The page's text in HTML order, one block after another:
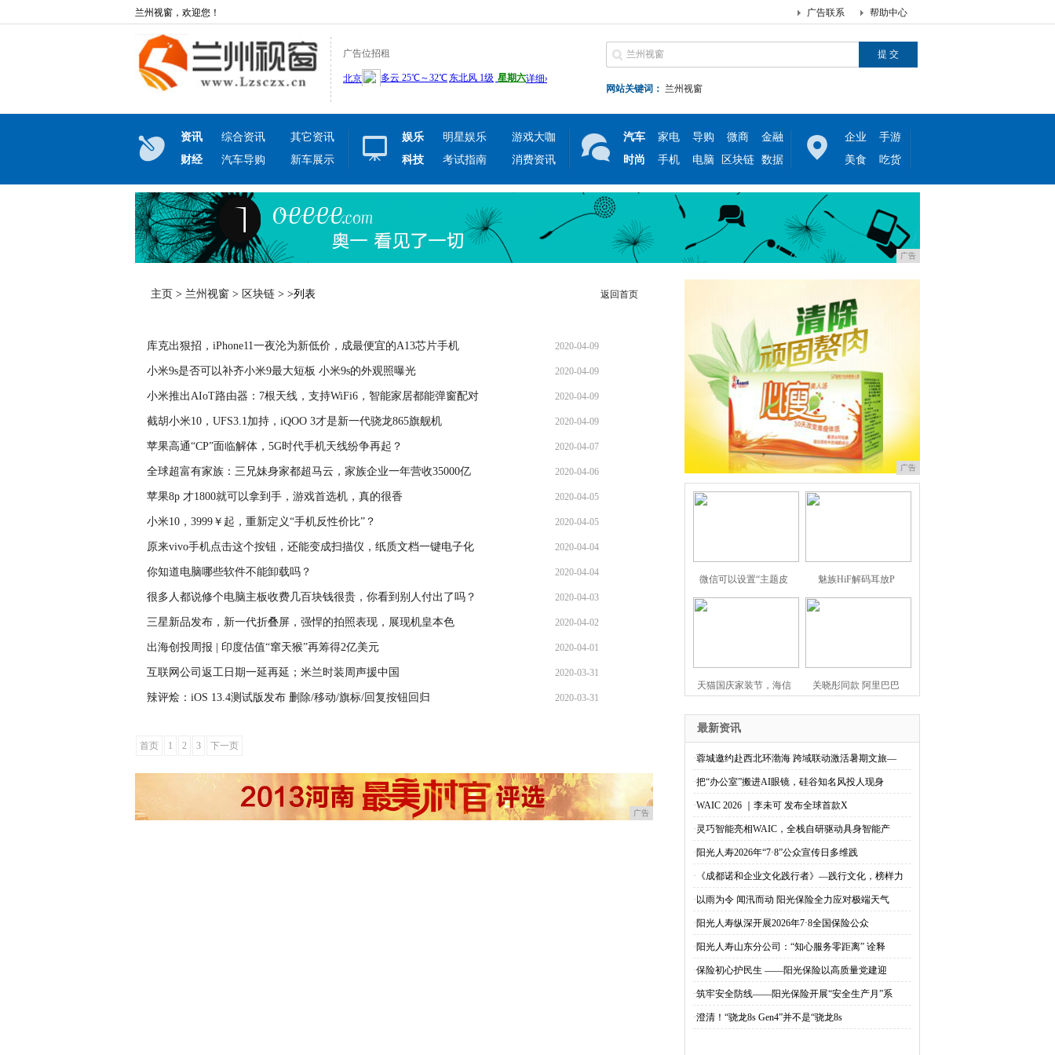
兰州视窗，欢迎您！ 帮助中心
广告联系
广告位招租
网站关键词： 兰州视窗
资讯 综合资讯
其它资讯
财经
汽车导购 新车展示
娱乐 明星娱乐
游戏大咖
科技
考试指南 消费资讯
汽车 家电 导购 微商
金融
时尚
手机 电脑 区块链 数据
企业
手游
美食
吃货
广告
主页 > 兰州视窗 > 区块链 > >列表 返回首页
库克出狠招，iPhone11一夜沦为新低价，成最便宜的A13芯片手机 2020-04-09
小米9s是否可以补齐小米9最大短板 小米9s的外观照曝光 2020-04-09
小米推出AIoT路由器：7根天线，支持WiFi6，智能家居都能弹窗配对 2020-04-09
截胡小米10，UFS3.1加持，iQOO 3才是新一代骁龙865旗舰机 2020-04-09
苹果高通“CP”面临解体，5G时代手机天线纷争再起？ 2020-04-07
全球超富有家族：三兄妹身家都超马云，家族企业一年营收35000亿 2020-04-06
苹果8p 才1800就可以拿到手，游戏首选机，真的很香 2020-04-05
小米10，3999￥起，重新定义“手机反性价比”？ 2020-04-05
原来vivo手机点击这个按钮，还能变成扫描仪，纸质文档一键电子化 2020-04-04
你知道电脑哪些软件不能卸载吗？ 2020-04-04
很多人都说修个电脑主板收费几百块钱很贵，你看到别人付出了吗？ 2020-04-03
三星新品发布，新一代折叠屏，强悍的拍照表现，展现机皇本色 2020-04-02
出海创投周报 | 印度估值“窜天猴”再筹得2亿美元 2020-04-01
互联网公司返工日期一延再延；米兰时装周声援中国 2020-03-31
辣评烩：iOS 13.4测试版发布 删除/移动/旗标/回复按钮回归 2020-03-31
首页 1 2 3 下一页
广告
广告
微信可以设置“主题皮 魅族HiF解码耳放P
天猫国庆家装节，海信 关晓彤同款 阿里巴巴
最新资讯
·蓉城邀约赴西北环渤海 跨域联动激活暑期文旅—
·把“办公室”搬进AI眼镜，硅谷知名风投人现身
·WAIC 2026 ｜李未可 发布全球首款X
·灵巧智能亮相WAIC，全栈自研驱动具身智能产
·阳光人寿2026年“7·8”公众宣传日多维践
· 《成都诺和企业文化践行者》—践行文化，榜样力
· 以雨为令 闻汛而动 阳光保险全力应对极端天气
·阳光人寿纵深开展2026年7·8全国保险公众
·阳光人寿山东分公司：“知心服务零距离” 诠释
·保险初心护民生 ——阳光保险以高质量党建迎
·筑牢安全防线——阳光保险开展“安全生产月”系
·澄清！“骁龙8s Gen4”并不是“骁龙8s